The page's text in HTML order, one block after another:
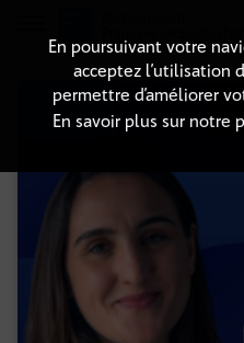
En poursuivant votre
acceptez l’utilisation
permettre d’améliorer
En savoir plus sur notre